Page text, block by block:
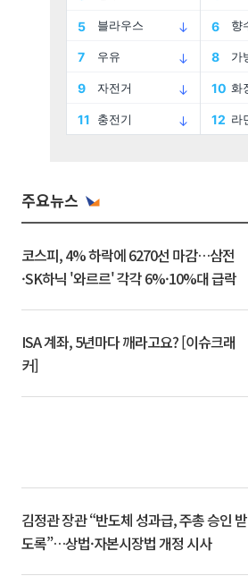
주요뉴스
코스피, 4% 하락에 6270선 마감…삼전
·SK하닉 '와르르' 각각 6%·10%대 급락
ISA 계좌, 5년마다 깨라고요? [이슈크래
커]
김정관 장관 “반도체 성과급, 주총 승인 받
도록”…상법·자본시장법 개정 시사